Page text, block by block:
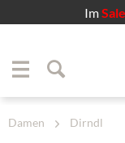
ImSale
Damen Dirndl